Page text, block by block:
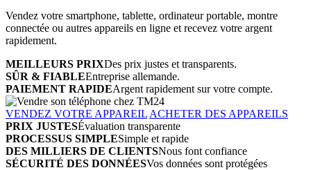
Vendez votre smartphone, tablette, ordinateur portable, montre
connectée ou autres appareils en ligne et recevez votre argent
rapidement.
MEILLEURS PRIXDes prix justes et transparents.
SÛR & FIABLEEntreprise allemande.
PAIEMENT RAPIDEArgent rapidement sur votre compte.
VENDEZ VOTRE APPAREIL ACHETER DES APPAREILS
PRIX JUSTESÉvaluation transparente
PROCESSUS SIMPLESimple et rapide
DES MILLIERS DE CLIENTSNous font confiance
SÉCURITÉ DES DONNÉESVos données sont protégées